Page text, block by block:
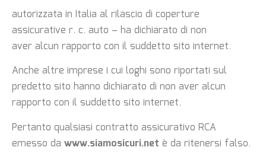
autorizzata in Italia al rilascio di coperture
assicurative r. c. auto – ha dichiarato di non
aver alcun rapporto con il suddetto sito internet.
Anche altre imprese i cui loghi sono riportati sul
predetto sito hanno dichiarato di non aver alcun
rapporto con il suddetto sito internet.
Pertanto qualsiasi contratto assicurativo RCA
emesso da www.siamosicuri.net è da ritenersi falso.